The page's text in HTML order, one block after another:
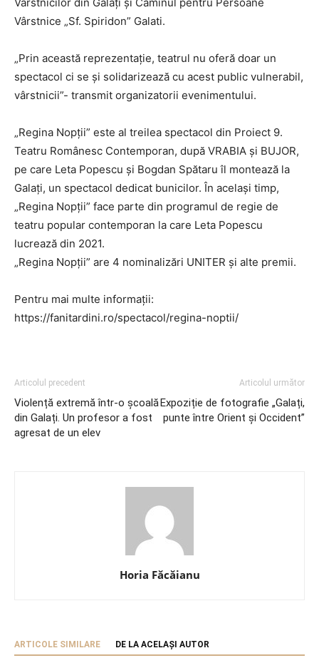
Vârstnice „Sf. Spiridon” Galati.
„Prin această reprezentație, teatrul nu oferă doar un
spectacol ci se și solidarizează cu acest public vulnerabil,
vârstnicii”- transmit organizatorii evenimentului.
„Regina Nopții” este al treilea spectacol din Proiect 9.
Teatru Românesc Contemporan, după VRABIA și BUJOR,
pe care Leta Popescu și Bogdan Spătaru îl montează la
Galați, un spectacol dedicat bunicilor. În același timp,
„Regina Nopții” face parte din programul de regie de
teatru popular contemporan la care Leta Popescu
lucrează din 2021.
„Regina Nopții” are 4 nominalizări UNITER și alte premii.
Pentru mai multe informații:
https://fanitardini.ro/spectacol/regina-noptii/
Articolul precedent
Violență extremă într-o școală
din Galați. Un profesor a fost
agresat de un elev
Articolul următor
Expoziție de fotografie „Galați,
punte între Orient și Occident”
Horia Făcăianu
ARTICOLE SIMILARE DE LA ACELAȘI AUTOR